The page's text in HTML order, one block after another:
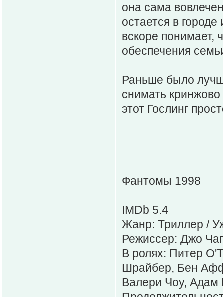
она сама
остается в
вскоре понимает,
обеспечения
Раньше было
снимать
этот Гослинг
Фантомы 1998
IMDb 5.4
Жанр: Триллер /
Режиссер: Джо
В ролях: Питер
Шрайбер, Бен
Валери Чоу, Адам